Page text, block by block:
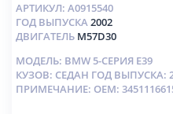
АРТИКУЛ: A0915540
ГОД ВЫПУСКА2002
ДВИГАТЕЛЬ M57D30
МОДЕЛЬ: BMW 5-СЕРИЯ E39
КУЗОВ: СЕДАН ГОД ВЫПУСКА:
ПРИМЕЧАНИЕ: OEM: